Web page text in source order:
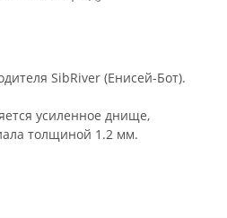
SibRiver (Енисей-Бот).
усиленное днище,
толщиной 1.2 мм.